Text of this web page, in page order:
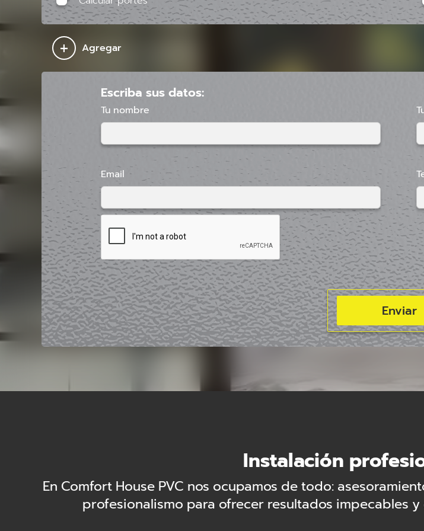
+ Agregar
Escriba sus datos:
Tu nombre
Email
Instalación
En Comfort House PVC nos ocupamos de todo:
profesionalismo para ofrecer resultados impecables